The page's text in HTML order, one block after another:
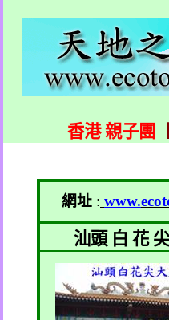
香港 親子團
網址 : www.
汕頭 白 花